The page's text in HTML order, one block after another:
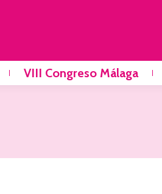
VIII Congreso Málaga